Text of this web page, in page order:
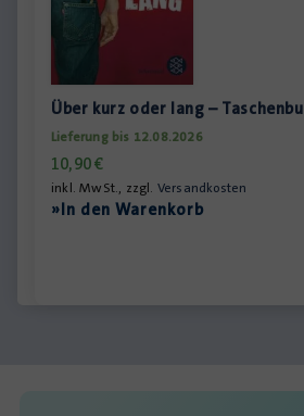
Über kurz oder lang –
Lieferung bis 12.08.2026
10,90€
inkl. MwSt., zzgl. Versandkosten
»In den Warenkorb